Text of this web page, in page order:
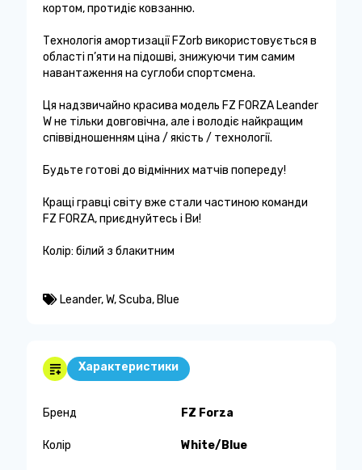
кортом, протидіє ковзанню.
Технологія амортизації FZorb використовується в
області п’яти на підошві, знижуючи тим самим
навантаження на суглоби спортсмена.
Ця надзвичайно красива модель FZ FORZA Leander
W не тільки довговічна, але і володіє найкращим
співвідношенням ціна / якість / технології.
Будьте готові до відмінних матчів попереду!
Кращі гравці світу вже стали частиною команди
FZ FORZA, приєднуйтесь і Ви!
Колір: білий з блакитним
Leander,W,Scuba, Blue
Характеристики
Бренд FZ Forza
Колір White/Blue